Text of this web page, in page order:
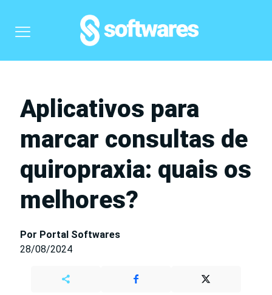
Aplicativos para
marcar consultas de
quiropraxia: quais os
melhores?
Por Portal Softwares
28/08/2024